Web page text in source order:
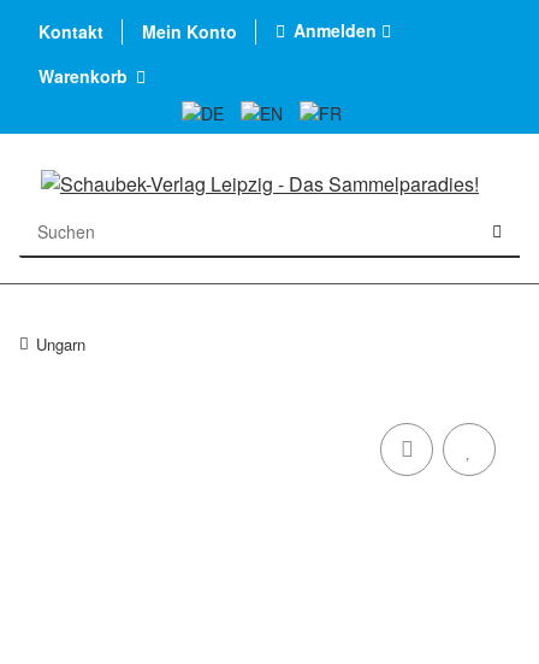
Kontakt Mein Konto
Anmelden
Warenkorb
Ungarn